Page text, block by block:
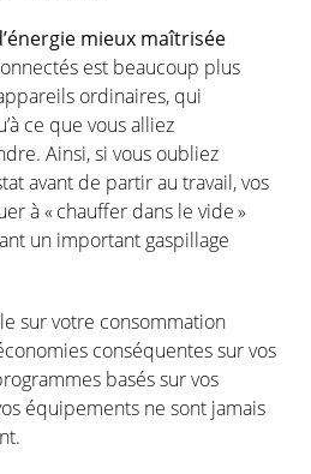
mieux maîtrisée
est beaucoup plus
ordinaires, qui
ce que vousalliez
. Ainsi,si vous oubliez
avant de partirau travail,vos
à « chauffer dans le vide »
un important gaspillage
survotre consommation
conséquentessurvos
baséssurvos
équipements ne sont jamais
.